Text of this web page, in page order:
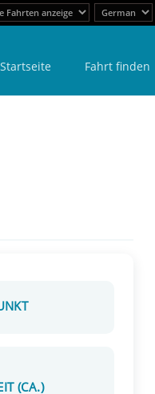
Startseite Fahrt finden
(CA.)